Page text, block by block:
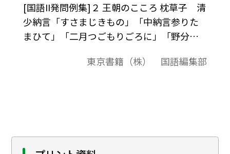
[国語II発問例集]２ 王朝のこころ 枕草子 清
少納言「すさまじきもの」「中納言参りた
まひて」「二月つごもりごろに」「野分の
準拠、発問例集授業の中での発問の例とし
めに、自由に加工編集してご活用ください｡
東京書籍（株） 国語編集部